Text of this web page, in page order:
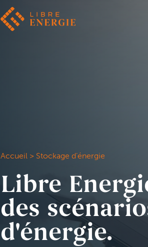
Accueil > Stockage d’énergie
Libre
des
d'énergie.